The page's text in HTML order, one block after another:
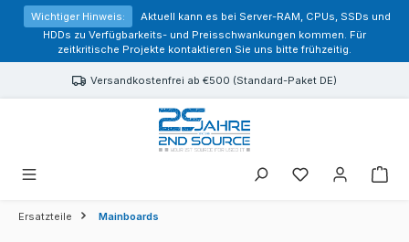
springen
Wichtiger Hinweis:
Aktuell kann es bei Server-RAM, CPUs, SSDs und
HDDs zu Verfügbarkeits- und Preisschwankungen kommen. Für
zeitkritische Projekte kontaktieren Sie uns bitte frühzeitig.
Versandkostenfrei ab €500 (Standard-Paket DE)
Sie haben 0
Ersatzteile Mainboards